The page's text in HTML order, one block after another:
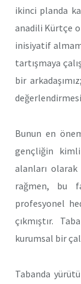
ikinci planda
anadili Kürtçe
inisiyatif
tartışmaya
bir
Bunun en
gençliğin
alanları olarak
rağmen, bu
profesyonel
çıkmıştır.
kurumsal bir
Tabanda